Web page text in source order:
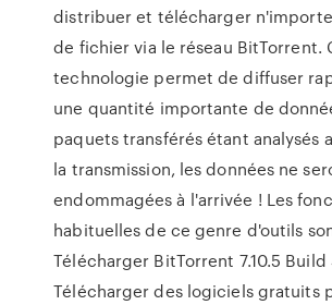
distribuer et télécharger
de fichier via le réseau BitTorrent.
technologie permet de diffuser
une quantité importante de
paquets transférés étant analysés
la transmission, les données ne
endommagées à l'arrivée ! Les
habituelles de ce genre d'outils
Télécharger BitTorrent 7.10.5 Build
Télécharger des logiciels gratuits